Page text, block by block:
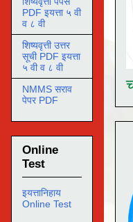
PDF इयत्ता ५ वी
व ८ वी
शिष्यवृत्ती उत्तर
सूची PDF इयत्ता
५ वी व ८ वी
NMMS सराव
पेपर PDF
Online
Test
इयत्तानिहाय
Online Test